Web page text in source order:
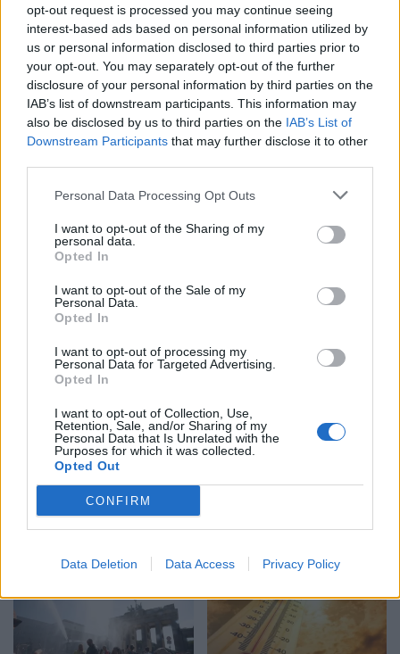
opt-out request is processed you may continue seeing
interest-based ads based on personal information utilized by
us or personal information disclosed to third parties prior to
your opt-out. You may separately opt-out of the further
disclosure of your personal information by third parties on the
IAB’s list of downstream participants. This information may
also be disclosed by us to third parties on the IAB’s List of
Downstream Participants that may further disclose it to other
Personal Data Processing Opt Outs
I want to opt-out of the Sharing of my
personal data.
Opted In
I want to opt-out of the Sale of my
Personal Data.
Opted In
I want to opt-out of processing my
Personal Data for Targeted Advertising.
Opted In
I want to opt-out of Collection, Use,
Retention, Sale, and/or Sharing of my
Personal Data that Is Unrelated with the
Purposes for which it was collected.
Opted Out
CONFIRM
Data Deletion Data Access Privacy Policy
Aksident në Tiranë, 10-
vjeçari goditet nga motori
dhe makina, arrestohet
27-vjeçari, procedohet
Sulm me dron në
magazinën e Wildberries
në Jekaterinburg, mbi 2
mijë kilometra nga
I nxehti përvëlues
mbërthen vendin, çfarë
pritet të ndodhë me motin
javën e ardhshme
Trump rihap betejën për
shtetësinë me lindje,
pavarësisht pengesës në
Gjykatën Supreme
SafeJournalists
kundërshton rregullat e
reja të GJKKO-së për
kufizimet ndaj gazetarëve
Nënë e bir humbën jetën
Ishin nisur për në punë,
udhëtimin e fundit (FOTO)